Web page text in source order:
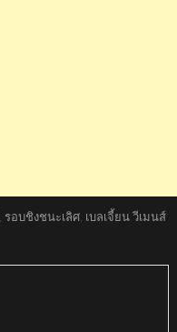
รอบชิงชนะเลิศ, เบลเจี้ยน วีเมนส์